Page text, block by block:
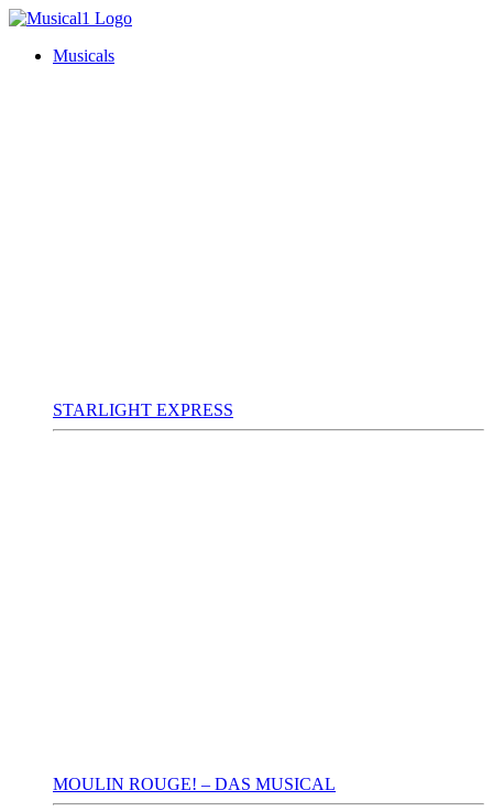
Musicals
STARLIGHT EXPRESS
MOULIN ROUGE! – DAS MUSICAL